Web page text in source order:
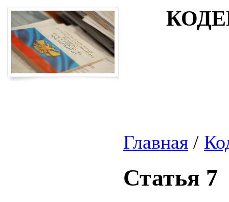
Главная /
Статья 7